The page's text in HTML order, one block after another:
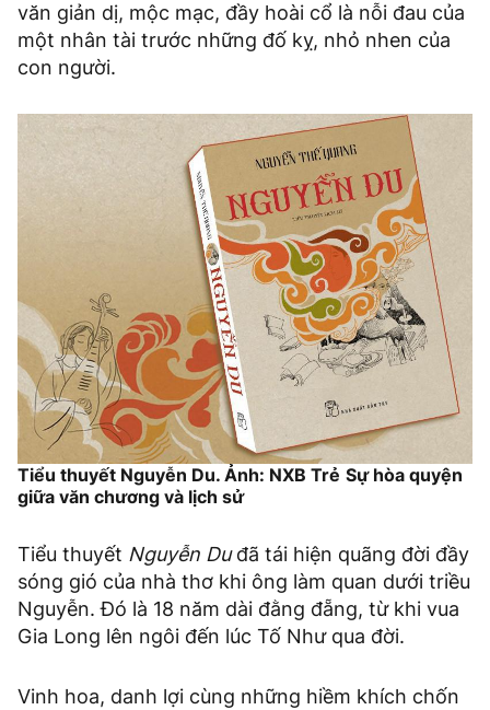
văn giản dị, mộc mạc, đầy hoài cổ là nỗi đau của
một nhân tài trước những đố kỵ, nhỏ nhen của
con người.
Tiểu thuyết Nguyễn Du. Ảnh: NXB Trẻ Sự hòa quyện
giữa văn chương và lịch sử
Tiểu thuyết Nguyễn Duđã tái hiện quãng đời đầy
sóng gió của nhà thơ khi ông làm quan dưới triều
Nguyễn. Đó là 18 năm dài đằng đẵng, từ khi vua
Gia Long lên ngôi đến lúc Tố Như qua đời.
Vinh hoa, danh lợi cùng những hiềm khích chốn